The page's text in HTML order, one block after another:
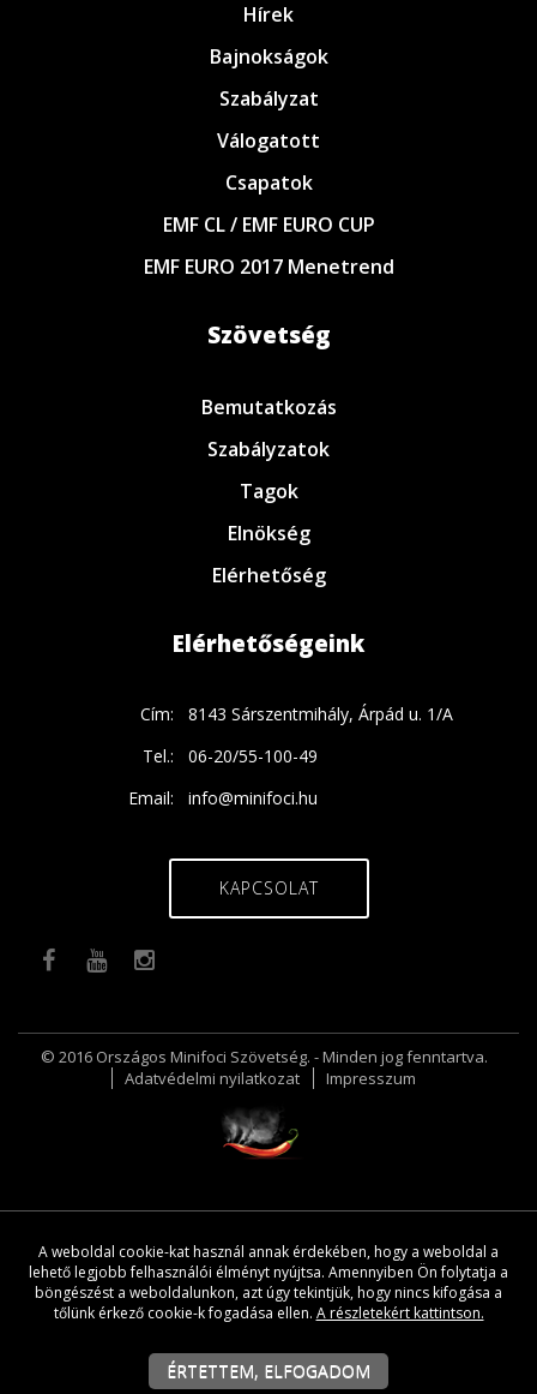
Hírek
Bajnokságok
Szabályzat
Válogatott
Csapatok
EMF CL / EMF EURO CUP
EMF EURO 2017 Menetrend
Szövetség
Bemutatkozás
Szabályzatok
Tagok
Elnökség
Elérhetőség
Elérhetőségeink
Cím:
8143 Sárszentmihály, Árpád u. 1/A
Tel.:
06-20/55-100-49
Email:
info@minifoci.hu
KAPCSOLAT
© 2016 Országos Minifoci Szövetség. - Minden jog fenntartva.
Adatvédelmi nyilatkozat
Impresszum
A weboldal cookie-kat használ annak érdekében, hogy a weboldal a
lehető legjobb felhasználói élményt nyújtsa. Amennyiben Ön folytatja a
böngészést a weboldalunkon, azt úgy tekintjük, hogy nincs kifogása a
tőlünk érkező cookie-k fogadása ellen. A részletekért kattintson.
ÉRTETTEM, ELFOGADOM